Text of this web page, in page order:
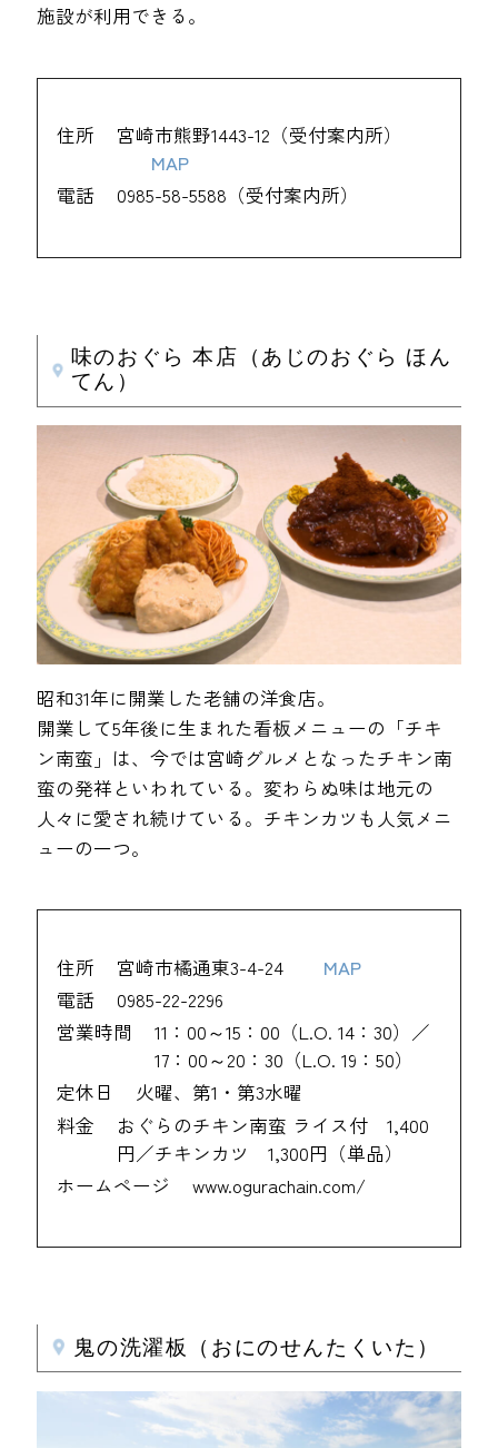
施設が利用できる。
住所
宮崎市熊野1443-12（受付案内所）
MAP
電話
0985-58-5588（受付案内所）
味のおぐら 本店（あじのおぐら ほん
てん）
昭和31年に開業した老舗の洋食店。
開業して5年後に生まれた看板メニューの「チキ
ン南蛮」は、今では宮崎グルメとなったチキン南
蛮の発祥といわれている。変わらぬ味は地元の
人々に愛され続けている。チキンカツも人気メニ
ューの一つ。
住所 宮崎市橘通東3-4-24
MAP
電話
0985-22-2296
営業時間
11：00～15：00（L.O. 14：30）／
17：00～20：30（L.O. 19：50）
定休日
火曜、第1・第3水曜
料金
おぐらのチキン南蛮 ライス付 1,400
円／チキンカツ 1,300円（単品）
ホームページ
www.ogurachain.com/
鬼の洗濯板（おにのせんたくいた）